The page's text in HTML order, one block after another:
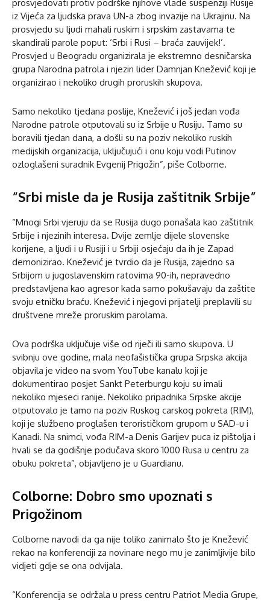
prosvjedovati protiv podrške njihove vlade suspenziji Rusije
iz Vijeća za ljudska prava UN-a zbog invazije na Ukrajinu. Na
prosvjedu su ljudi mahali ruskim i srpskim zastavama te
skandirali parole poput: ‘Srbi i Rusi – braća zauvijek!’.
Prosvjed u Beogradu organizirala je ekstremno desničarska
grupa Narodna patrola i njezin lider Damnjan Knežević koji je
organizirao i nekoliko drugih proruskih skupova.
Samo nekoliko tjedana poslije, Knežević i još jedan vođa
Narodne patrole otputovali su iz Srbije u Rusiju. Tamo su
boravili tjedan dana, a došli su na poziv nekoliko ruskih
medijskih organizacija, uključujući i onu koju vodi Putinov
ozloglašeni suradnik Evgenij Prigožin”, piše Colborne.
“Srbi misle da je Rusija zaštitnik Srbije”
“Mnogi Srbi vjeruju da se Rusija dugo ponašala kao zaštitnik
Srbije i njezinih interesa. Dvije zemlje dijele slovenske
korijene, a ljudi i u Rusiji i u Srbiji osjećaju da ih je Zapad
demonizirao. Knežević je tvrdio da je Rusija, zajedno sa
Srbijom u jugoslavenskim ratovima 90-ih, nepravedno
predstavljena kao agresor kada samo pokušavaju da zaštite
svoju etničku braću. Knežević i njegovi prijatelji preplavili su
društvene mreže proruskim parolama.
Ova podrška uključuje više od riječi ili samo skupova. U
svibnju ove godine, mala neofašistička grupa Srpska akcija
objavila je video na svom YouTube kanalu koji je
dokumentirao posjet Sankt Peterburgu koju su imali
nekoliko mjeseci ranije. Nekoliko pripadnika Srpske akcije
otputovalo je tamo na poziv Ruskog carskog pokreta (RIM),
koji je službeno proglašen terorističkom grupom u SAD-u i
Kanadi. Na snimci, vođa RIM-a Denis Garijev puca iz pištolja i
hvali se da godišnje podučava skoro 1000 Rusa u centru za
obuku pokreta”, objavljeno je u Guardianu.
Colborne: Dobro smo upoznati s
Prigožinom
Colborne navodi da ga nije toliko zanimalo što je Knežević
rekao na konferenciji za novinare nego mu je zanimljivije bilo
vidjeti gdje se ona odvijala.
“Konferencija se održala u press centru Patriot Media Grupe,